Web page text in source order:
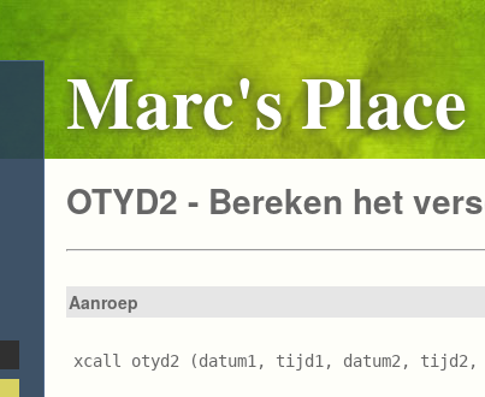
Marc's Place
OTYD2 - Bereken het
Aanroep
xcall otyd2 (datum1, tijd1, datum2, tijd2,